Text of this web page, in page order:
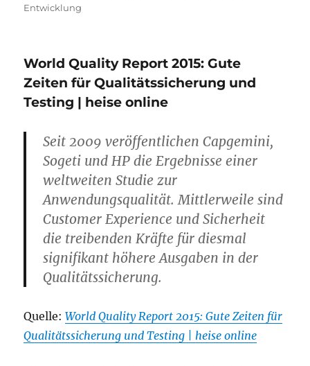
am
Entwicklung
World Quality Report 2015: Gute
Zeiten für Qualitätssicherung und
Testing | heise online
Seit 2009 veröffentlichen Capgemini,
Sogeti und HP die Ergebnisse einer
weltweiten Studie zur
Anwendungsqualität. Mittlerweile sind
Customer Experience und Sicherheit
die treibenden Kräfte für diesmal
signifikant höhere Ausgaben in der
Qualitätssicherung.
Quelle:World Quality Report 2015: Gute Zeiten für
Qualitätssicherung und Testing | heise online